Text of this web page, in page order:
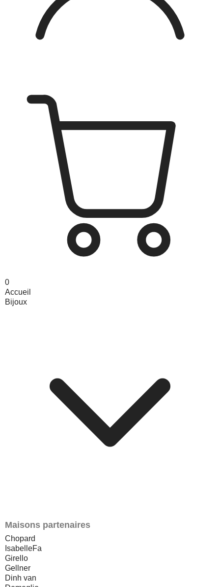
0
Accueil
Bijoux
Maisons partenaires
Chopard
IsabelleFa
Girello
Gellner
Dinh van